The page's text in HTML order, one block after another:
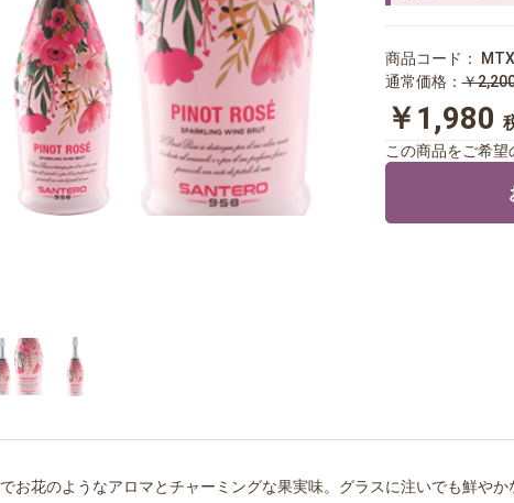
商品コード：
通常価格：￥
￥1,980
この商品をご希
お花のようなアロマとチャーミングな果実味。グラスに注いでも鮮や